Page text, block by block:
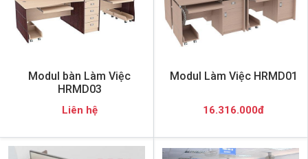
Modul bàn Làm Việc
HRMD03
Liên hệ
Modul Làm Việc HRMD01
16.316.000đ